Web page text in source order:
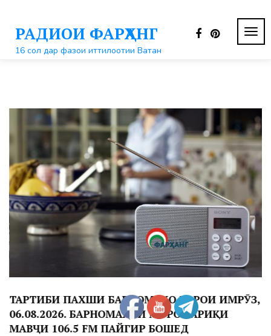
контентуРАДИОИ ФАРҲАНГ
16 сол дар фазои иттилоотии Ватан
ТАРТИБИ ПАХШИ БАРНОМАҲО БАРОИ ИМРӮЗ,
06.08.2026. БАРНОМАҲОИ МОРО ТАРИҚИ
МАВҶИ 106.5 FM ПАЙГИР БОШЕД